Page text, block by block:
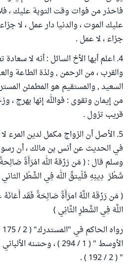
فاحذر من فوات وقت التوبة عليك ،
عليك الموت ، والدنيا دار عمل ، لا
جزاء ، لا عمل .
4. اعلم أيها الأخ السائل : أنه لا
والقرب ، من الرحمن , ولذة الطاعة
السعيد , والمستقيم هو المطمئن
من إيمان وتقوى : فوالله إنها بهرج ،
قريب تزول .
5. الأصل أن الزواج مكمل لدين المرء
في الحديث عن أنس بن مالك ، أن
وسلم قال : ( مَن رَزَقهُ الله امْرَأَةً
شَطْرَ دِينِهِ فَلْيتقِّ الله فِي الشَّطْر
( مَن رَزَقَهُ اللَّهُ امرَأَةً صَالِحَةً فَقَد
اللَّهَ فِي الشَّطرِ الثَّانِي )
الأوسط " ( 1 / 294 ) ،
" ( 2 / 192 ) .